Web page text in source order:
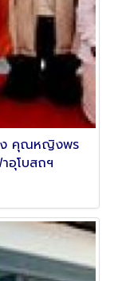
ง คุณหญิงพร
อุโบสถฯ